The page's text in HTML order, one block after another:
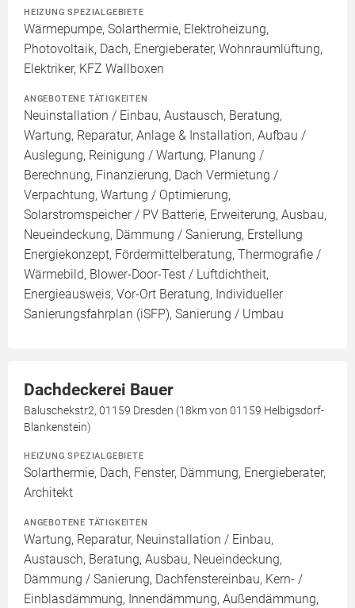
HEIZUNG SPEZIALGEBIETE
Wärmepumpe, Solarthermie, Elektroheizung,
Photovoltaik, Dach, Energieberater, Wohnraumlüftung,
Elektriker, KFZ Wallboxen
ANGEBOTENE TÄTIGKEITEN
Neuinstallation / Einbau, Austausch, Beratung,
Wartung, Reparatur, Anlage & Installation, Aufbau /
Auslegung, Reinigung / Wartung, Planung /
Berechnung, Finanzierung, Dach Vermietung /
Verpachtung, Wartung / Optimierung,
Solarstromspeicher / PV Batterie, Erweiterung, Ausbau,
Neueindeckung, Dämmung / Sanierung, Erstellung
Energiekonzept, Fördermittelberatung, Thermografie /
Wärmebild, Blower-Door-Test / Luftdichtheit,
Energieausweis, Vor-Ort Beratung, Individueller
Sanierungsfahrplan (iSFP), Sanierung / Umbau
Dachdeckerei Bauer
Baluschekstr2, 01159 Dresden (18km von 01159 Helbigsdorf-
Blankenstein)
HEIZUNG SPEZIALGEBIETE
Solarthermie, Dach, Fenster, Dämmung, Energieberater,
Architekt
ANGEBOTENE TÄTIGKEITEN
Wartung, Reparatur, Neuinstallation / Einbau,
Austausch, Beratung, Ausbau, Neueindeckung,
Dämmung / Sanierung, Dachfenstereinbau, Kern- /
Einblasdämmung, Innendämmung, Außendämmung,